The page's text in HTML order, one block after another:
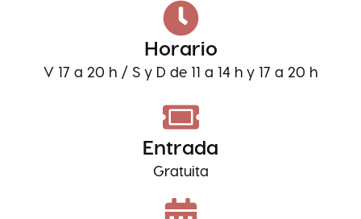
Horario
V 17 a 20 h / S y D de 11 a 14 h y 17 a 20 h
Entrada
Gratuita